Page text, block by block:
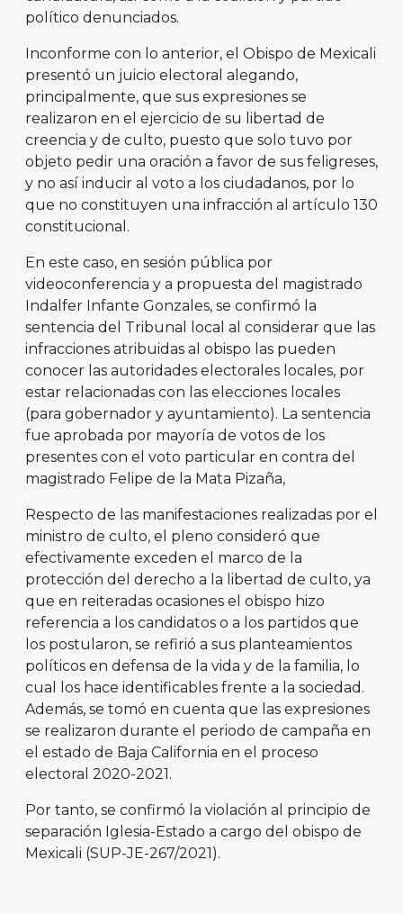
político denunciados.
Inconforme con lo anterior, el Obispo de Mexicali
presentó un juicio electoral alegando,
principalmente, que sus expresiones se
realizaron en el ejercicio de su libertad de
creencia y de culto, puesto que solo tuvo por
objeto pedir una oración a favor de sus feligreses,
y no así inducir al voto a los ciudadanos, por lo
que no constituyen una infracción al artículo 130
constitucional.
En este caso, en sesión pública por
videoconferencia y a propuesta del magistrado
Indalfer Infante Gonzales, se confirmó la
sentencia del Tribunal local al considerar que las
infracciones atribuidas al obispo las pueden
conocer las autoridades electorales locales, por
estar relacionadas con las elecciones locales
(para gobernador y ayuntamiento). La sentencia
fue aprobada por mayoría de votos de los
presentes con el voto particular en contra del
magistrado Felipe de la Mata Pizaña,
Respecto de las manifestaciones realizadas por el
ministro de culto, el pleno consideró que
efectivamente exceden el marco de la
protección del derecho a la libertad de culto, ya
que en reiteradas ocasiones el obispo hizo
referencia a los candidatos o a los partidos que
los postularon, se refirió a sus planteamientos
políticos en defensa de la vida y de la familia, lo
cual los hace identificables frente a la sociedad.
Además, se tomó en cuenta que las expresiones
se realizaron durante el periodo de campaña en
el estado de Baja California en el proceso
electoral 2020-2021.
Por tanto, se confirmó la violación al principio de
separación Iglesia-Estado a cargo del obispo de
Mexicali (SUP-JE-267/2021).